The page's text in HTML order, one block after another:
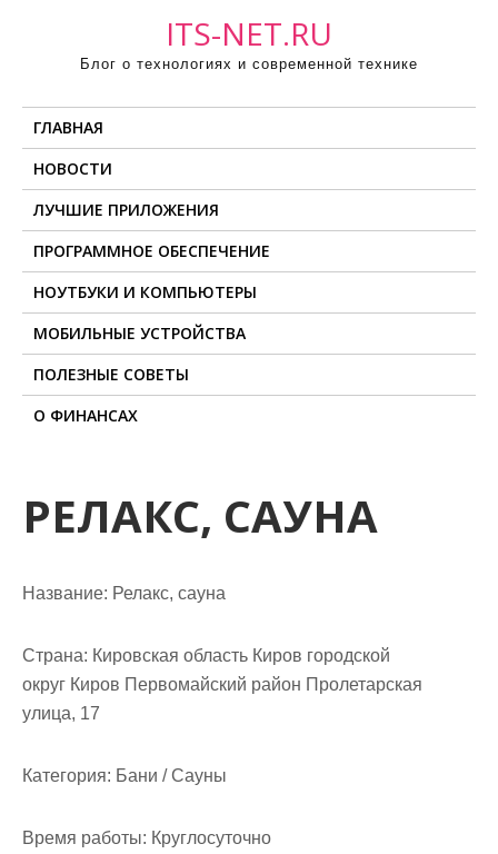
ITS-NET.RU
Блог о технологиях и современной технике
ГЛАВНАЯ
НОВОСТИ
ЛУЧШИЕ ПРИЛОЖЕНИЯ
ПРОГРАММНОЕ ОБЕСПЕЧЕНИЕ
НОУТБУКИ И КОМПЬЮТЕРЫ
МОБИЛЬНЫЕ УСТРОЙСТВА
ПОЛЕЗНЫЕ СОВЕТЫ
О ФИНАНСАХ
РЕЛАКС, САУНА
Название: Релакс, сауна
Страна: Кировская область Киров городской
округ Киров Первомайский район Пролетарская
улица, 17
Категория: Бани / Сауны
Время работы: Круглосуточно